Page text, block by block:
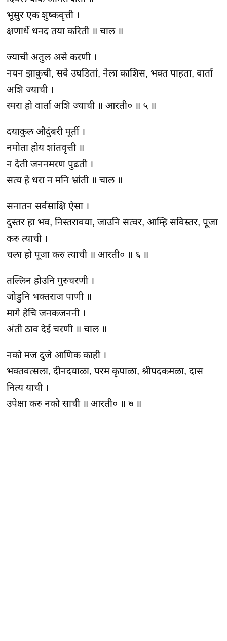
भूसुर एक शुष्कवृत्ती ।
क्षणार्धे धनद तया करिती ॥ चाल ॥
ज्याची अतुल असे करणी ।
नयन झाकुची, सवे उघडितां, नेला काशिस, भक्त पाहता, वार्ता
अशि ज्याची ।
स्मरा हो वार्ता अशि ज्याची ॥ आरती० ॥ ५ ॥
दयाकुल औदुंबरी मूर्ती ।
नमोता होय शांतवृत्ती ॥
न देती जननमरण पुढती ।
सत्य हे धरा न मनि भ्रांती ॥ चाल ॥
सनातन सर्वसाक्षि ऐसा ।
दुस्तर हा भव, निस्तरावया, जाउनि सत्वर, आम्हि सविस्तर, पूजा
करु त्याची ।
चला हो पूजा करु त्याची ॥ आरती० ॥ ६ ॥
तल्लिन हो‍उनि गुरुचरणी ।
जोडुनि भक्तराज पाणी ॥
मागे हेचि जनकजननी ।
अंती ठाव देई चरणी ॥ चाल ॥
नको मज दुजे आणिक काही ।
भक्तवत्सला, दीनदयाळा, परम कृपाळा, श्रीपदकमळा, दास
नित्य याची ।
उपेक्षा करु नको साची ॥ आरती० ॥ ७ ॥